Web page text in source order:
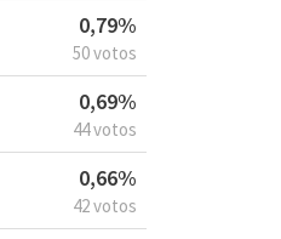
0,79%
50 votos
0,69%
44 votos
0,66%
42 votos